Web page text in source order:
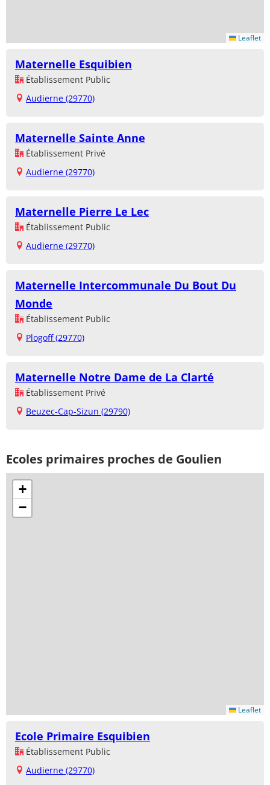
Leaflet
Maternelle Esquibien
Établissement Public
Audierne (29770)
Maternelle Sainte Anne
Établissement Privé
Audierne (29770)
Maternelle Pierre Le Lec
Établissement Public
Audierne (29770)
Maternelle Intercommunale Du Bout Du
Monde
Établissement Public
Plogoff (29770)
Maternelle Notre Dame de La Clarté
Établissement Privé
Beuzec-Cap-Sizun (29790)
Ecoles primaires proches de Goulien
+
−
Leaflet
Ecole Primaire Esquibien
Établissement Public
Audierne (29770)